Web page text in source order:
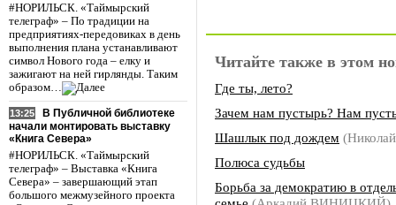
#НОРИЛЬСК. «Таймырский
телеграф» – По традиции на
предприятиях-передовиках в день
выполнения плана устанавливают
символ Нового года – елку и
зажигают на ней гирлянды. Таким
образом…
13:25
В Публичной библиотеке
начали монтировать выставку
«Книга Севера»
#НОРИЛЬСК. «Таймырский
телеграф» – Выставка «Книга
Севера» – завершающий этап
большого межмузейного проекта
Читайте также в этом
Где ты, лето?
Зачем нам пустырь? Нам
Шашлык под дождем
Полюса судьбы
Борьба за демократию в